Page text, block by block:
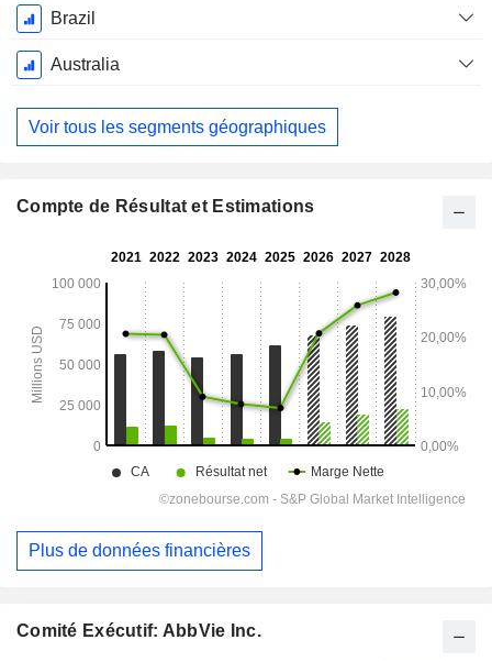
Brazil
Australia
Voir tous les segments géographiques
Comité Exécutif: AbbVie Inc.
Compte de Résultat et Estimations
Plus de données financières